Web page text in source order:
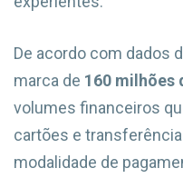
De acordo com dados
marca de 160 milhões
volumes financeiros
cartões e
modalidade de